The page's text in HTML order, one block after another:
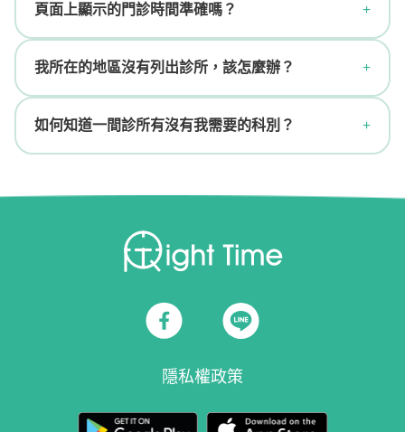
頁面上顯示的門診時間準確嗎？
我所在的地區沒有列出診所，該怎麼辦？
如何知道一間診所有沒有我需要的科別？
隱私權政策